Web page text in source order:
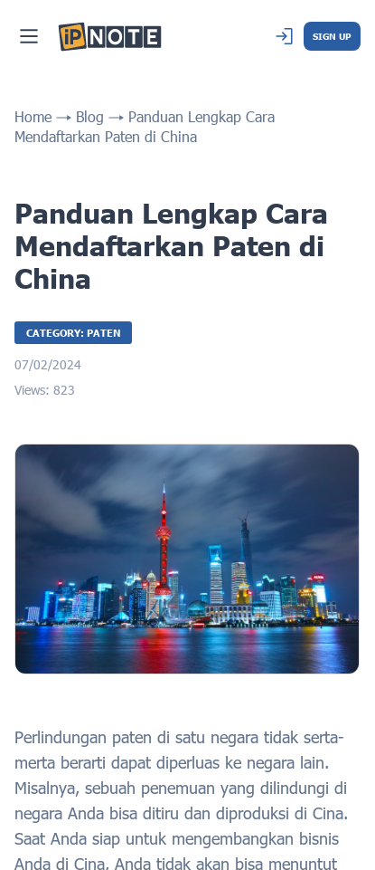
SIGN UP
Home Blog
Panduan Lengkap Cara
Mendaftarkan Paten di China
Panduan Lengkap Cara
Mendaftarkan Paten di
China
CATEGORY: PATEN
07/02/2024
Views: 823
Perlindungan paten di satu negara tidak serta-
merta berarti dapat diperluas ke negara lain.
Misalnya, sebuah penemuan yang dilindungi di
negara Anda bisa ditiru dan diproduksi di Cina.
Saat Anda siap untuk mengembangkan bisnis
Anda di Cina, Anda tidak akan bisa menuntut